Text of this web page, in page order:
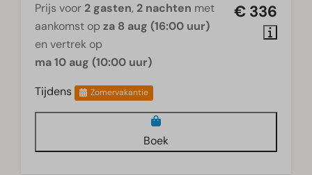
€ 336
Prijs voor 2 gasten, 2 nachten met
aankomst op za 8 aug (16:00 uur)
en vertrek op
ma 10 aug (10:00 uur)
Tijdens
Zomervakantie
Boek